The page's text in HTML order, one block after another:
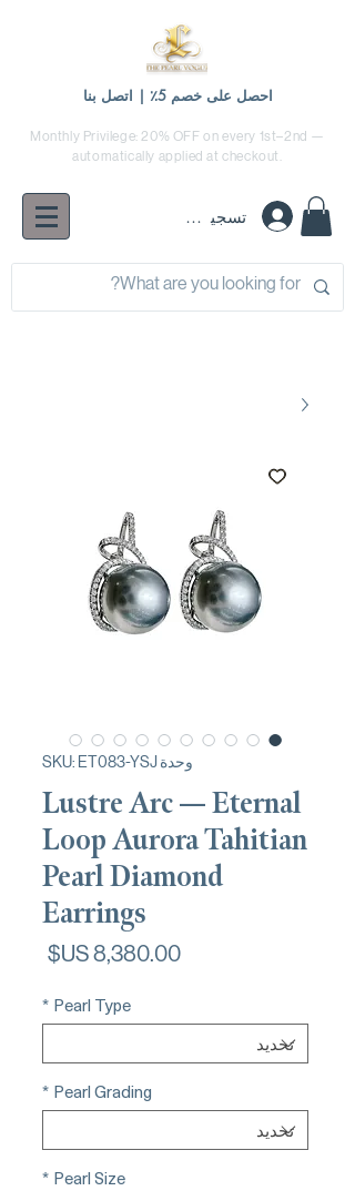
احصل على خصم 5٪ | اتصل بنا
Monthly Privilege: 20% OFF on every 1st–2nd —
automatically applied at checkout.
تسجيل الدخول
وحدة SKU: ET083-YSJ
Lustre Arc — Eternal
Loop Aurora Tahitian
Pearl Diamond
Earrings
Pearl Type
*
Pearl Grading
*
Pearl Size
*